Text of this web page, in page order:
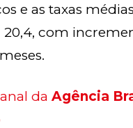
e as taxas
com
da Agência